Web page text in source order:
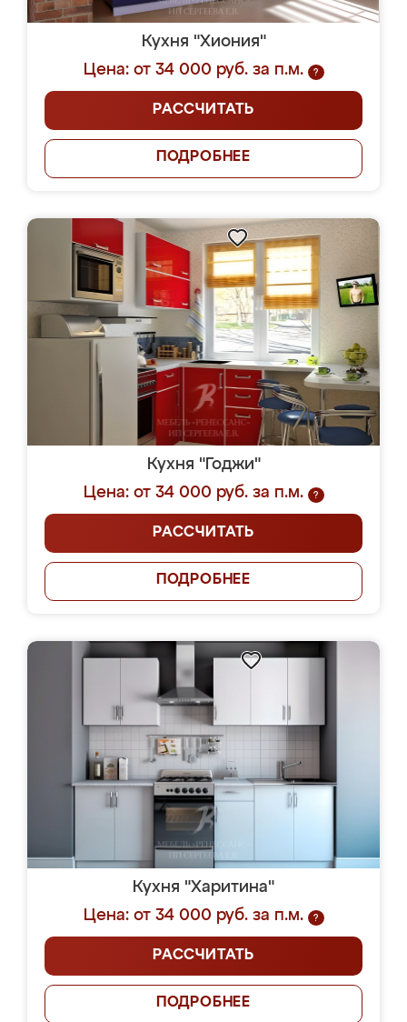
Кухня "Хиония"
Цена: от 34 000 руб. за п.м.
?
РАССЧИТАТЬ
ПОДРОБНЕЕ
Кухня "Годжи"
Цена: от 34 000 руб. за п.м.
?
РАССЧИТАТЬ
ПОДРОБНЕЕ
Кухня "Харитина"
Цена: от 34 000 руб. за п.м.
?
РАССЧИТАТЬ
ПОДРОБНЕЕ